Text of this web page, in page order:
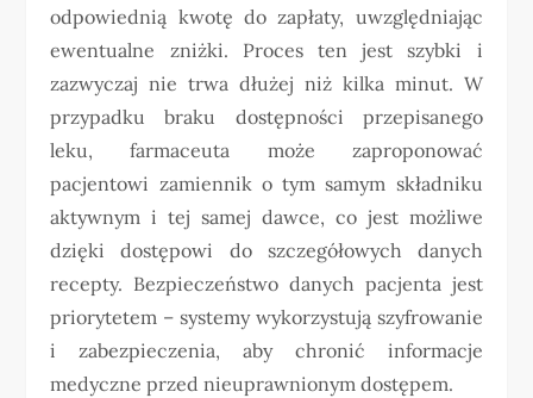
odpowiednią kwotę do zapłaty, uwzględniając
ewentualne zniżki. Proces ten jest szybki i
zazwyczaj nie trwa dłużej niż kilka minut. W
przypadku braku dostępności przepisanego
leku, farmaceuta może zaproponować
pacjentowi zamiennik o tym samym składniku
aktywnym i tej samej dawce, co jest możliwe
dzięki dostępowi do szczegółowych danych
recepty. Bezpieczeństwo danych pacjenta jest
priorytetem – systemy wykorzystują szyfrowanie
i zabezpieczenia, aby chronić informacje
medyczne przed nieuprawnionym dostępem.